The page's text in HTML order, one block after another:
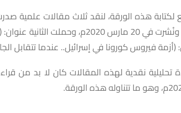
فيروس كورونا في إسرائيل.. عندما تتقابل الجائحة مع
نقدية لهذه المقالات كان لا بد من